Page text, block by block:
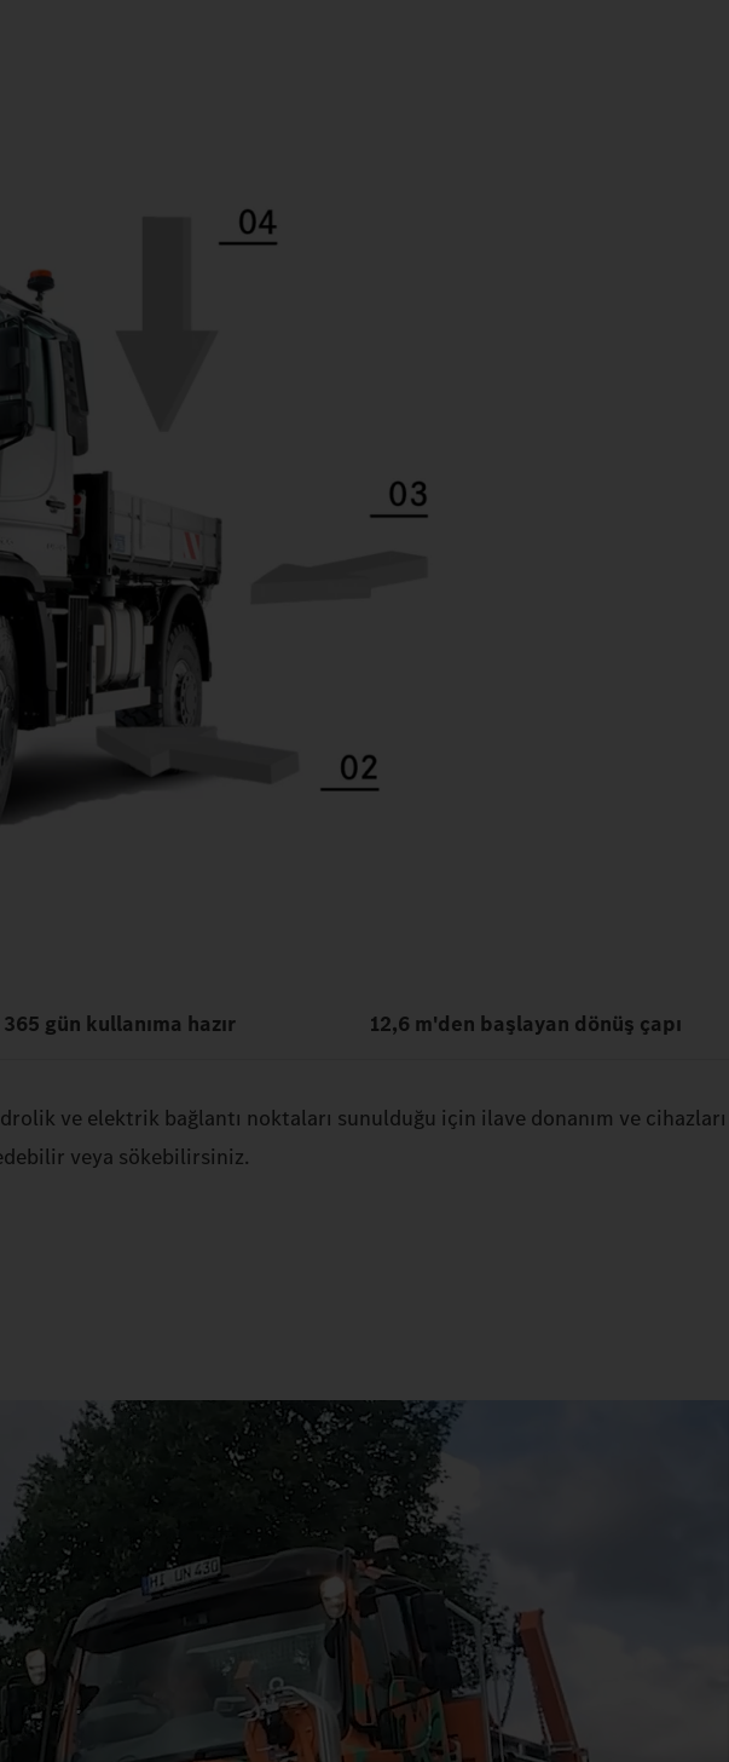
365 gün kullanıma hazır 12,6 m'den başlayan dönüş çapı
ve elektrik bağlantı noktaları sunulduğu için ilave donanım ve cihazları
veya sökebilirsiniz.